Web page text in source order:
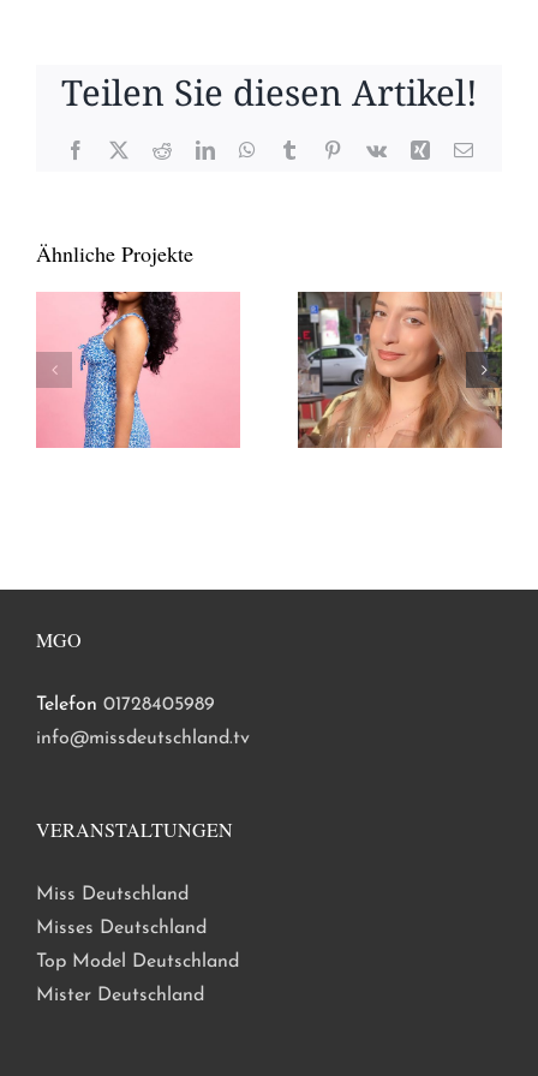
Teilen Sie diesen Artikel!
Facebook
X RedditLinkedInWhatsApp
TumblrPinterest
Vk Xing E-
Ähnliche Projekte
MGO
Telefon 01728405989
info@missdeutschland.tv
VERANSTALTUNGEN
Miss Deutschland
Misses Deutschland
Top Model Deutschland
Mister Deutschland